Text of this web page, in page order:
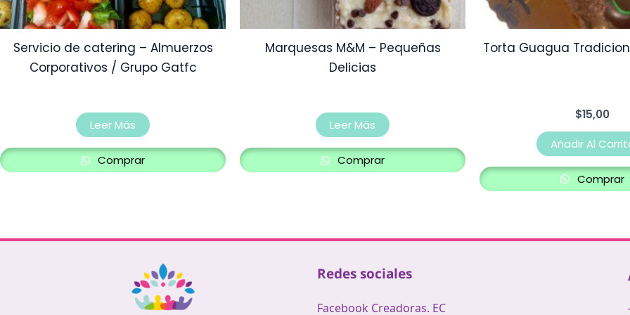
Servicio de catering – Almuerzos
Corporativos / Grupo Gatfc
Leer Más
Comprar
Marquesas M&M – Pequeñas
Delicias
Leer Más
Comprar
Torta Guagua
$15,00
Añadir Al
Comprar
Redes sociales
Facebook Creadoras. EC